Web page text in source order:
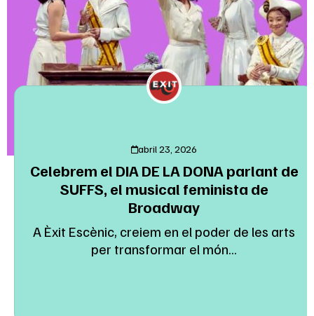
abril 23, 2026
Celebrem el DIA DE LA DONA parlant de
SUFFS, el musical feminista de
Broadway
A Èxit Escènic, creiem en el poder de les arts
per transformar el món...